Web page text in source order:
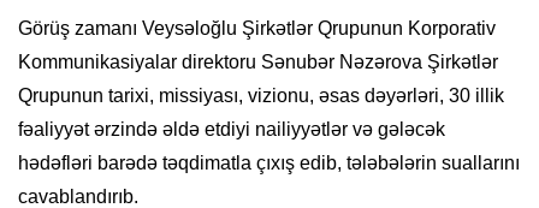
Görüş zamanı Veysəloğlu Şirkətlər Qrupunun Korporativ
Kommunikasiyalar direktoru Sənubər Nəzərova Şirkətlər
Qrupunun tarixi, missiyası, vizionu, əsas dəyərləri, 30 illik
fəaliyyət ərzində əldə etdiyi nailiyyətlər və gələcək
hədəfləri barədə təqdimatla çıxış edib, tələbələrin suallarını
cavablandırıb.